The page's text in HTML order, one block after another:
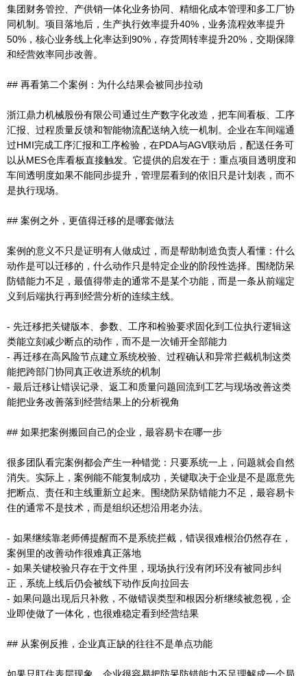
集团财务管控、产供销一体化业务协同、精细化成本管理和多工厂协
同机制。项目落地后，生产执行效率提升40%，业务流程效率提升
50%，核心业务线上化率达到90%，存货周转率提升20%，交期保障
和经营效率同步改善。
## 再看第二个案例：为什么结果会被同步拉动
浙江鼎力机械股份有限公司通过生产数字化改造，把车间看板、工序
汇报、过程质量反馈和智能物流配送纳入统一机制。企业在车间端通
过HMI完成工序汇报和工序检验，在PDA与AGV联动后，配送任务可
以从MES仓库看板直接触发。它提供的启发在于：重点项目透明度和
车间透明度如果不能同步提升，管理层看到的依旧只是计划表，而不
是执行现场。
## 案例之外，更值得迁移的是哪套做法
案例的意义不只是证明有人做成过，而是帮助制造负责人看懂：什么
动作是可以迁移的，什么动作只是特定企业的阶段性选择。围绕防呆
防错能力不足，最值得带走的通常不是某个功能，而是一条从前端定
义到后端执行再到经营分析的连续主线。
- 先迁移把关键版本、参数、工序和检验要求固化到工位执行逻辑这
类能立刻减少断点的动作，而不是一次铺开全部能力
- 再迁移在高风险节点建立系统校验、过程确认和异常拦截机制这类
能把跨部门协同真正收进系统的机制
- 最后迁移让错误记录、返工和质量问题回流到工艺与现场改善这类
能把业务改善落到经营结果上的分析视角
## 如果把案例搬回自己的企业，最容易卡在哪一步
很多团队看完案例都会产生一种错觉：只要系统一上，问题就会自然
消失。实际上，案例能不能复制成功，关键取决于企业是不是愿意先
把断点、责任和主线重新立起来。围绕防呆防错能力不足，最容易卡
住的通常不是技术，而是组织还想沿用老办法。
- 如果继续靠老师傅提醒而不是系统拦截，错误很难根治仍然存在，
案例里的改善动作很难真正落地
- 如果关键校验只存在于文件里，现场执行没有闭环没有被同步纠
正，系统上线后仍会被线下动作反向拉回去
- 如果问题出现后只补救，不做错误类型和根因分析继续被忽视，企
业即使做了一体化，也很难稳定看到经营结果
## 从案例反推，企业真正缺的往往不是单点功能
如果只盯住表层现象，企业很容易把防呆防错能力不足理解成一个局